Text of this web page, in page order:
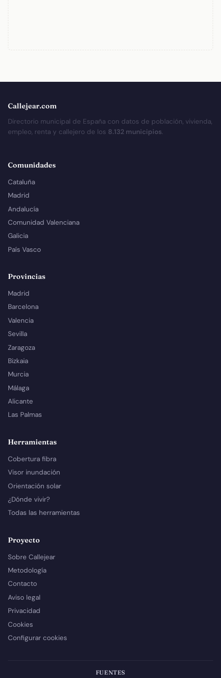
Callejear.com
Directorio municipal de España con datos de población, vivienda,
empleo, renta y callejero de los 8.132 municipios.
Comunidades
Cataluña
Madrid
Andalucía
Comunidad Valenciana
Galicia
País Vasco
Provincias
Madrid
Barcelona
Valencia
Sevilla
Zaragoza
Bizkaia
Murcia
Málaga
Alicante
Las Palmas
Herramientas
Cobertura fibra
Visor inundación
Orientación solar
¿Dónde vivir?
Todas las herramientas
Proyecto
Sobre Callejear
Metodología
Contacto
Aviso legal
Privacidad
Cookies
Configurar cookies
FUENTES